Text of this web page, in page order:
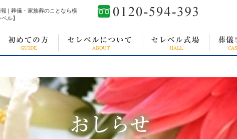
報 | 葬儀・家族葬のことなら横
ル】